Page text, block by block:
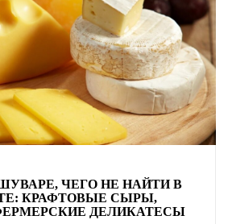
ЧЕГО НЕ НАЙТИ В
КРАФТОВЫЕ СЫРЫ,
ДЕЛИКАТЕСЫ